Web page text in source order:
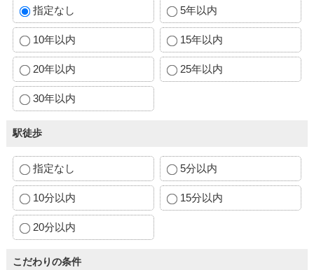
指定なし 5年以内
10年以内 15年以内
20年以内 25年以内
30年以内
駅徒歩
指定なし 5分以内
10分以内 15分以内
20分以内
こだわりの条件